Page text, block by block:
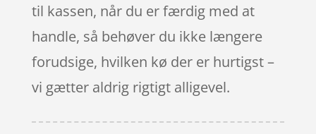
til kassen, når du er færdig med at
handle, så behøver du ikke længere
forudsige, hvilken kø der er hurtigst –
vi gætter aldrig rigtigt alligevel.